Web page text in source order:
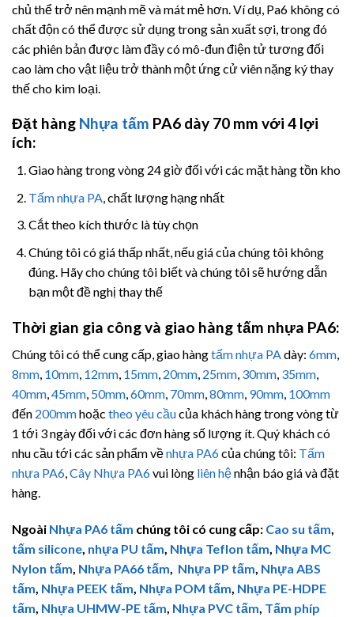
chủ thể trở nên mạnh mẽ và mát mẻ hơn. Ví dụ, Pa6 không có
chất độn có thể được sử dụng trong sản xuất sợi, trong đó
các phiên bản được làm đầy có mô-đun điện tử tương đối
cao làm cho vật liệu trở thành một ứng cử viên nặng ký thay
thế cho kim loại.
Đặt hàng Nhựa tấm PA6 dày 70 mm với 4 lợi
ích:
Giao hàng trong vòng 24 giờ đối với các mặt hàng tồn kho
Tấm nhựa PA , chất lượng hạng nhất
Cắt theo kích thước là tùy chọn
Chúng tôi có giá thấp nhất, nếu giá của chúng tôi không
đúng. Hãy cho chúng tôi biết và chúng tôi sẽ hướng dẫn
bạn một đề nghị thay thế
Thời gian gia công và giao hàng tấm nhựa PA6:
Chúng tôi có thể cung cấp, giao hàngtấm nhựa PAdày: 6mm,
8mm, 10mm, 12mm, 15mm, 20mm, 25mm, 30mm, 35mm,
40mm,45mm, 50mm,60mm, 70mm,80mm, 90mm, 100mm
đến 200mmhoặc theo yêu cầucủa khách hàng trong vòng từ
1 tới 3 ngày đối với các đơn hàng số lượng ít. Quý khách có
nhu cầu tới các sản phẩm vềnhựa PA6của chúng tôi: Tấm
nhựa PA6,Cây Nhựa PA6vui lòng liên hệnhận báo giá và đặt
hàng.
Ngoài Nhựa PA6 tấm chúng tôi có cung cấp: Cao su tấm,
tấm silicone, nhựa PU tấm, Nhựa Teflon tấm, Nhựa MC
Nylon tấm, Nhựa PA66 tấm, Nhựa PP tấm, Nhựa ABS
tấm, Nhựa PEEK tấm, Nhựa POM tấm, Nhựa PE-HDPE
tấm, Nhựa UHMW-PE tấm, Nhựa PVC tấm, Tấm phíp